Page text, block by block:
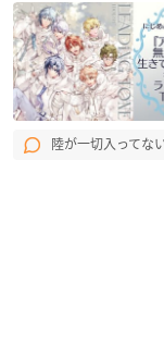
陸が一切入ってな